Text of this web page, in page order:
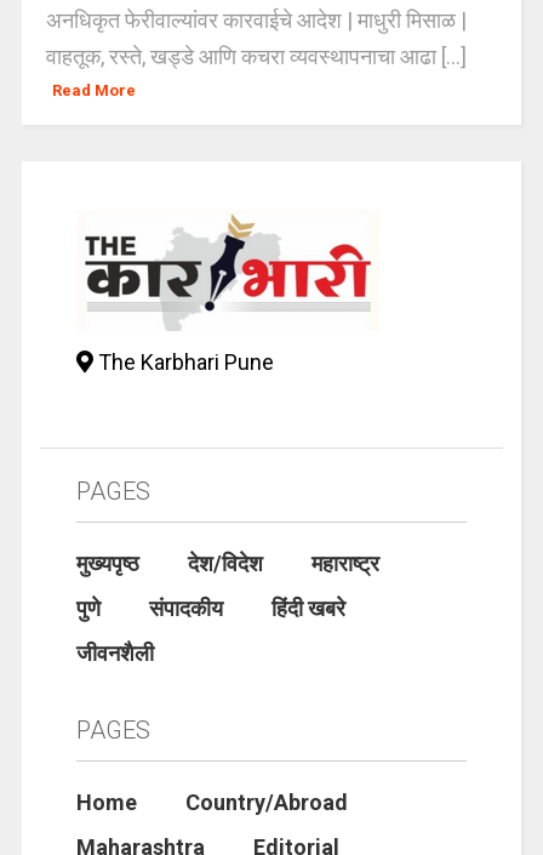
अनधिकृत फेरीवाल्यांवर कारवाईचे आदेश | माधुरी मिसाळ |
वाहतूक, रस्ते, खड्डे आणि कचरा व्यवस्थापनाचा आढा [...]
Read More
The Karbhari Pune
PAGES
मुख्यपृष्ठ देश/विदेश
महाराष्ट्र
पुणे
संपादकीय
हिंदी खबरे
जीवनशैली
PAGES
Home
Country/Abroad
Maharashtra
Editorial